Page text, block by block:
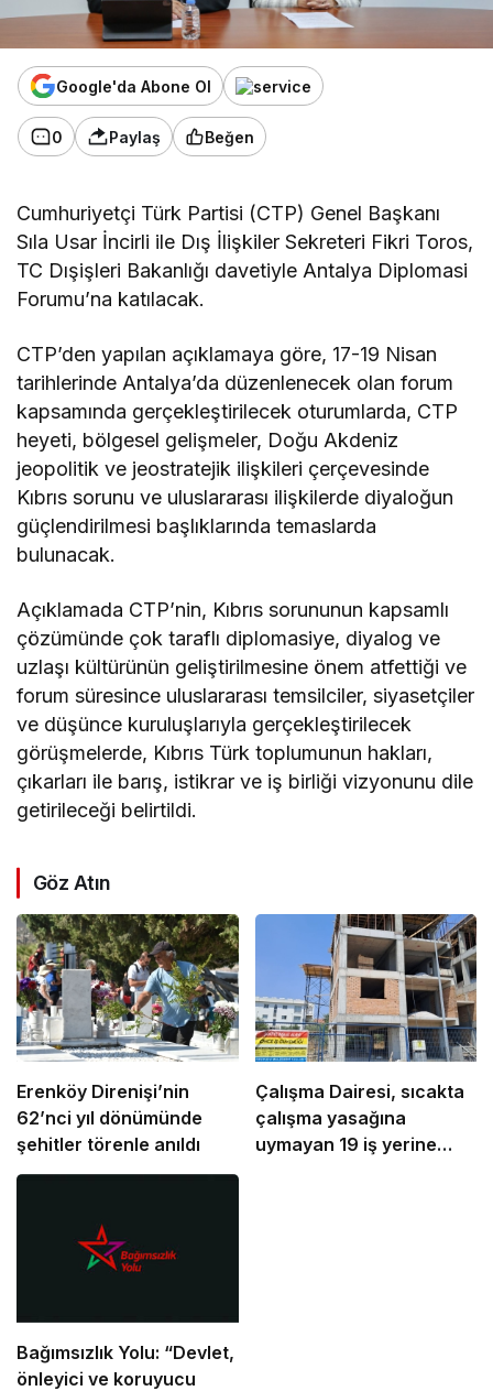
Google'da Abone Ol
0 Paylaş Beğen
Cumhuriyetçi Türk Partisi (CTP) Genel Başkanı
Sıla Usar İncirli ile Dış İlişkiler Sekreteri Fikri Toros,
TC Dışişleri Bakanlığı davetiyle Antalya Diplomasi
Forumu’na katılacak.
CTP’den yapılan açıklamaya göre, 17-19 Nisan
tarihlerinde Antalya’da düzenlenecek olan forum
kapsamında gerçekleştirilecek oturumlarda, CTP
heyeti, bölgesel gelişmeler, Doğu Akdeniz
jeopolitik ve jeostratejik ilişkileri çerçevesinde
Kıbrıs sorunu ve uluslararası ilişkilerde diyaloğun
güçlendirilmesi başlıklarında temaslarda
bulunacak.
Açıklamada CTP’nin, Kıbrıs sorununun kapsamlı
çözümünde çok taraflı diplomasiye, diyalog ve
uzlaşı kültürünün geliştirilmesine önem atfettiği ve
forum süresince uluslararası temsilciler, siyasetçiler
ve düşünce kuruluşlarıyla gerçekleştirilecek
görüşmelerde, Kıbrıs Türk toplumunun hakları,
çıkarları ile barış, istikrar ve iş birliği vizyonunu dile
getirileceği belirtildi.
Göz Atın
Erenköy Direnişi’nin
62’nci yıl dönümünde
şehitler törenle anıldı
Çalışma Dairesi, sıcakta
çalışma yasağına
uymayan 19 iş yerine
Bağımsızlık Yolu: “Devlet,
önleyici ve koruyucu